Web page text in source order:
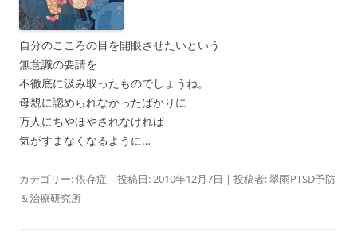
自分のこころの目を開眼させたいという
無意識の要請を
不徹底に汲み取ったものでしょうね。
母親に認められなかったばかりに
万人にちやほやされなければ
気がすまなくなるように…
カテゴリー:依存症 | 投稿日:2010年12月7日 | 投稿者:翠雨PTSD予防
＆治療研究所